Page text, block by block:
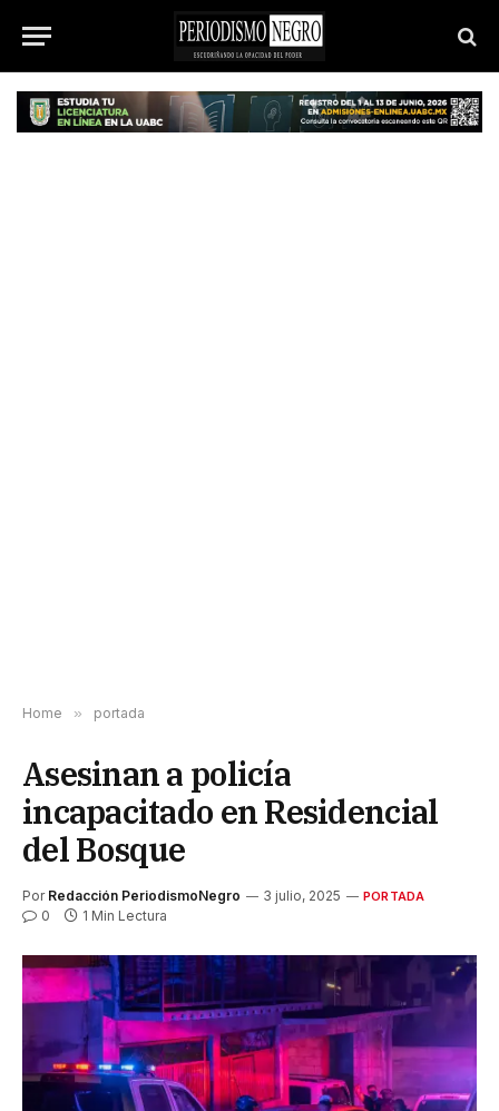
Home » portada
Asesinan a policía
incapacitado en Residencial
del Bosque
Por Redacción PeriodismoNegro 3 julio, 2025 PORTADA
0 1 Min Lectura